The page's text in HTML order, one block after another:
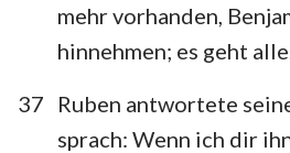
mehr vorhanden,
hinnehmen; es geht
37
Ruben antwortete
sprach: Wenn ich dir